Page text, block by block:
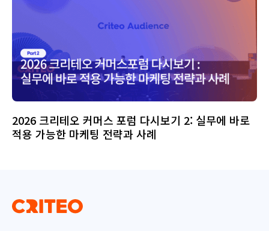
2026 크리테오 커머스 포럼 다시보기 2: 실무에 바로
적용 가능한 마케팅 전략과 사례